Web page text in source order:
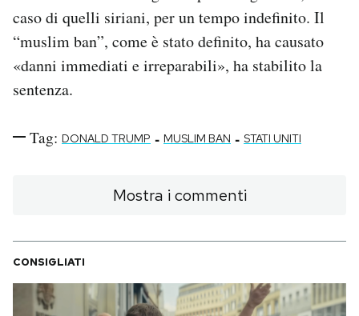
caso di quelli siriani, per un tempo indefinito. Il
“muslim ban”, come è stato definito, ha causato
«danni immediati e irreparabili», ha stabilito la
sentenza.
Tag: DONALD TRUMP - MUSLIM BAN - STATI UNITI
Mostra i commenti
CONSIGLIATI